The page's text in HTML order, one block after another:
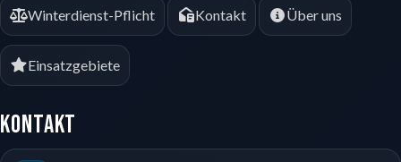
Winterdienst-Pflicht Kontakt Über uns
Einsatzgebiete
Kontakt